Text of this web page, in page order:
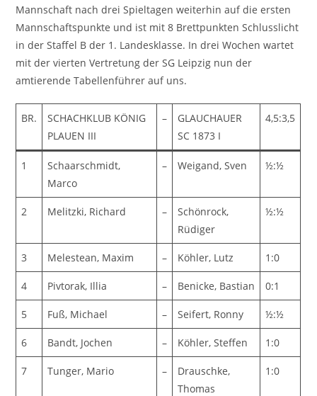
Mannschaft nach drei Spieltagen weiterhin auf die ersten
Mannschaftspunkte und ist mit 8 Brettpunkten Schlusslicht
in der Staffel B der 1. Landesklasse. In drei Wochen wartet
mit der vierten Vertretung der SG Leipzig nun der
amtierende Tabellenführer auf uns.
BR.
SCHACHKLUB KÖNIG
PLAUEN III
–
GLAUCHAUER
SC 1873 I
4,5:3,5
1
Schaarschmidt,
Marco
– Weigand, Sven ½:½
2 Melitzki, Richard –
Schönrock,
Rüdiger
½:½
3 Melestean, Maxim – Köhler, Lutz 1:0
4 Pivtorak, Illia – Benicke, Bastian 0:1
5 Fuß, Michael – Seifert, Ronny ½:½
6 Bandt, Jochen – Köhler, Steffen 1:0
7 Tunger, Mario –
Drauschke,
Thomas
1:0